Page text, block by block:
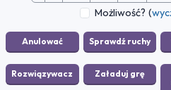
Możliwość? (